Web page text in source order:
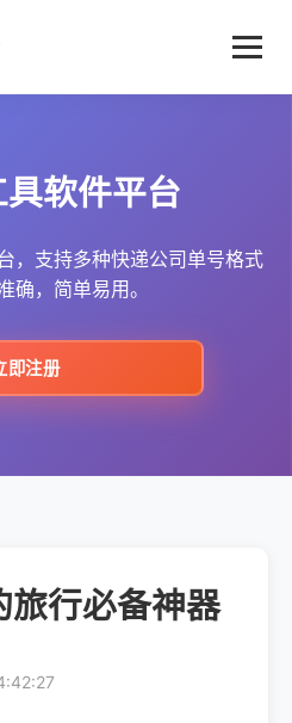
常见问题
新资讯
软件平台
，支持多种快递公司单号格式
确，简单易用。
即注册
旅行必备神器